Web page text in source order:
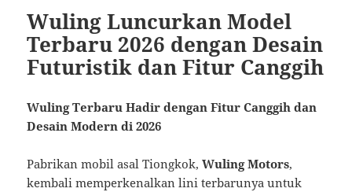
Wuling Luncurkan Model
Terbaru 2026 dengan Desain
Futuristik dan Fitur Canggih
Wuling Terbaru Hadir dengan Fitur Canggih dan
Desain Modern di 2026
Pabrikan mobil asal Tiongkok,Wuling Motors,
kembali memperkenalkan lini terbarunya untuk